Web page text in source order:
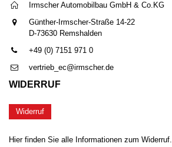
Irmscher Automobilbau GmbH & Co.KG
Günther-Irmscher-Straße 14-22
D-73630 Remshalden
+49 (0) 7151 971 0
vertrieb_ec@irmscher.de
WIDERRUF
Widerruf
Hier finden Sie alle Informationen zum Widerruf.